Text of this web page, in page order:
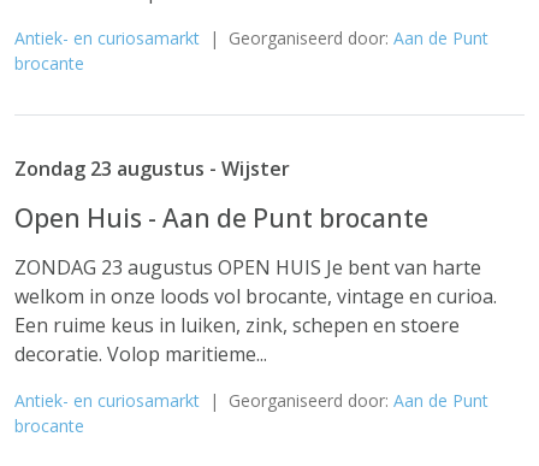
Antiek- en curiosamarkt | Georganiseerd door: Aan de Punt
brocante
Zondag 23 augustus - Wijster
Open Huis - Aan de Punt brocante
ZONDAG 23 augustus OPEN HUIS Je bent van harte
welkom in onze loods vol brocante, vintage en curioa.
Een ruime keus in luiken, zink, schepen en stoere
decoratie. Volop maritieme...
Antiek- en curiosamarkt | Georganiseerd door: Aan de Punt
brocante